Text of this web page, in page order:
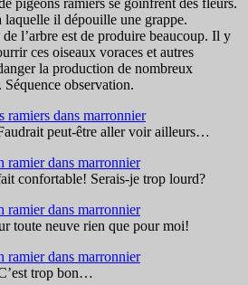
laquelle il dépouille une grappe.
l’arbre est de produire beaucoup. Il y
ces oiseaux voraces et autres
la production de nombreux
observation.
peut-être aller voir ailleurs…
confortable! Serais-je trop lourd?
toute neuve rien que pour moi!
trop bon…